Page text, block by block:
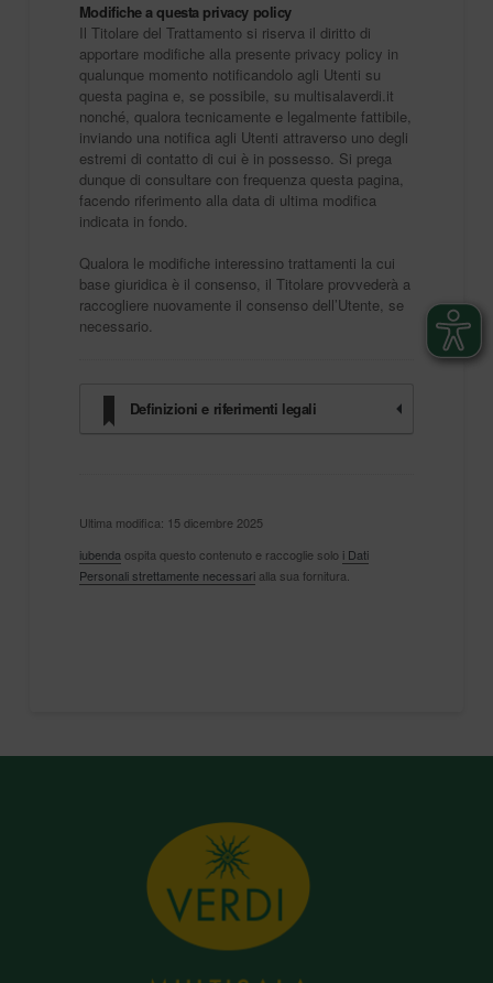
Modifiche a questa privacy policy
Il Titolare del Trattamento si riserva il diritto di
apportare modifiche alla presente privacy policy in
qualunque momento notificandolo agli Utenti su
questa pagina e, se possibile, su multisalaverdi.it
nonché, qualora tecnicamente e legalmente fattibile,
inviando una notifica agli Utenti attraverso uno degli
estremi di contatto di cui è in possesso. Si prega
dunque di consultare con frequenza questa pagina,
facendo riferimento alla data di ultima modifica
indicata in fondo.
Qualora le modifiche interessino trattamenti la cui
base giuridica è il consenso, il Titolare provvederà a
raccogliere nuovamente il consenso dell’Utente, se
necessario.
Definizioni e riferimenti legali
Ultima modifica: 15 dicembre 2025
iubendaospita questo contenuto e raccoglie solo i Dati
Personali strettamente necessarialla sua fornitura.